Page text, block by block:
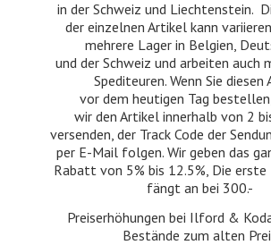
in der Schweiz und Liechtenstein.
der einzelnen Artikel kann
mehrere Lager in Belgien,
und der Schweiz und arbeiten auch
Spediteuren. Wenn Sie diesen
vor dem heutigen Tag
wir den Artikel innerhalb von 2
versenden, der Track Code der
per E-Mail folgen. Wir geben das
Rabatt von 5% bis 12.5%, Die
fängt an bei 300.-
Preiserhöhungen bei Ilford &
Bestände zumalten